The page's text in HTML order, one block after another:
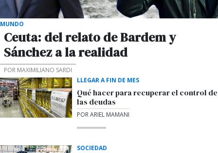
MUNDO
Ceuta: del relato de Bardem y
Sánchez a la realidad
POR MAXIMILIANO SARDI
LLEGAR A FIN DE MES
Qué hacer para recuperar el control de
las deudas
POR ARIEL MAMANI
SOCIEDAD